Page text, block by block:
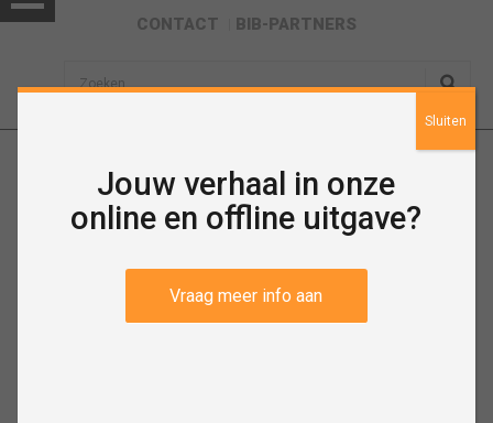
CONTACT BIB-PARTNERS
sisea.search
Februari 2015
Jouw verhaal in onze
online en offline uitgave?
Vraag meer info aan
Sluiten